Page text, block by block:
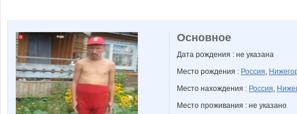
Основное
Дата рождения : не указана
Место рождения : Россия,
Место нахождения : Россия,
Место проживания : не указано